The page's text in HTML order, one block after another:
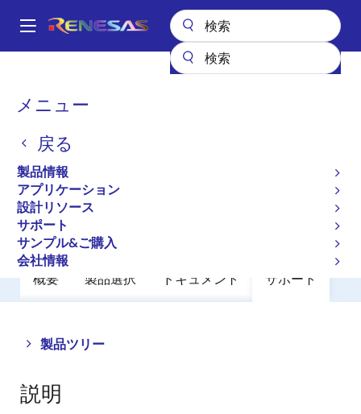
ン
Main
メニュー
戻る
製品情報
アプリケーション
設計リソース
サポート
サンプル&ご購入
会社情報
パ
く
ず
パワーディスクリート パワーMOSFET 2SK3573-ZK
2SK3573-ZK
廃止品
Switching N-Channel Power Mosfet
概要 製品選択 ドキュメント サポート
製品ツリー
Close
tree
menu
Open
tree
menu
説明